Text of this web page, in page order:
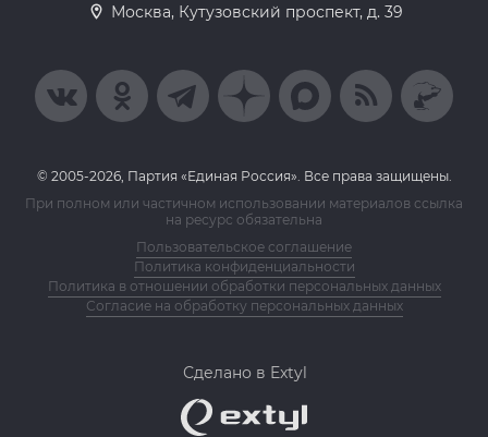
Москва, Кутузовский проспект, д. 39
© 2005-2026, Партия «Единая Россия». Все права защищены.
При полном или частичном использовании материалов ссылка
на ресурс обязательна
Пользовательское соглашение
Политика конфиденциальности
Политика в отношении обработки персональных данных
Согласие на обработку персональных данных
Сделано в Extyl